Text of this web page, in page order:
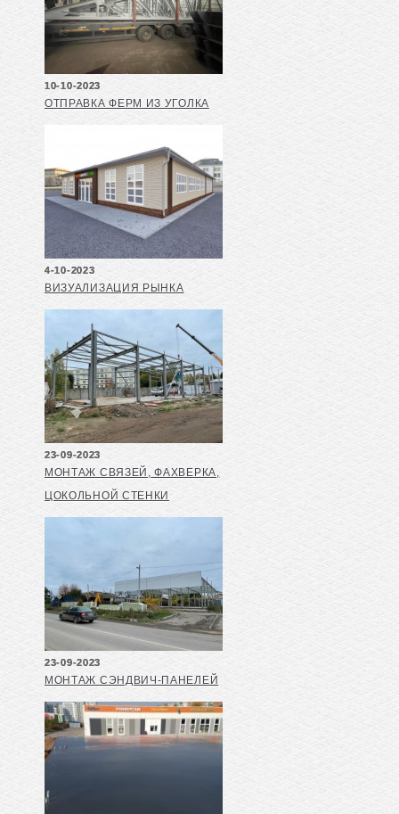
10-10-2023
ОТПРАВКА ФЕРМ ИЗ УГОЛКА
4-10-2023
ВИЗУАЛИЗАЦИЯ РЫНКА
23-09-2023
МОНТАЖ СВЯЗЕЙ, ФАХВЕРКА,
ЦОКОЛЬНОЙ СТЕНКИ
23-09-2023
МОНТАЖ СЭНДВИЧ-ПАНЕЛЕЙ